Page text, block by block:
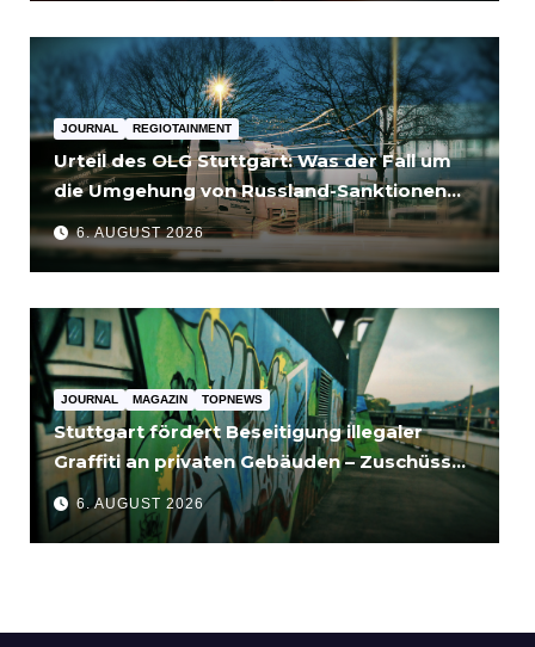
JOURNAL REGIOTAINMENT
Urteil des OLG Stuttgart: Was der Fall um
die Umgehung von Russland-Sanktionen
für Unternehmen bedeutet
6. AUGUST 2026
JOURNAL MAGAZIN TOPNEWS
Stuttgart fördert Beseitigung illegaler
Graffiti an privaten Gebäuden – Zuschüsse
bis 3.500 Euro
6. AUGUST 2026